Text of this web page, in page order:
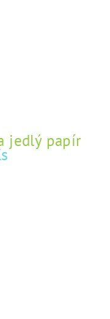
jedlý papír